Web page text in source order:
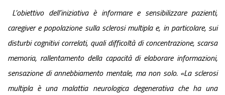
L’obiettivo dell’iniziativa è informare e sensibilizzare pazienti,
caregiver e popolazione sulla sclerosi multipla e, in particolare, sui
disturbi cognitivi correlati, quali difficoltà di concentrazione, scarsa
memoria, rallentamento della capacità di elaborare informazioni,
sensazione di annebbiamento mentale, ma non solo. «La sclerosi
multipla è una malattia neurologica degenerativa che ha una